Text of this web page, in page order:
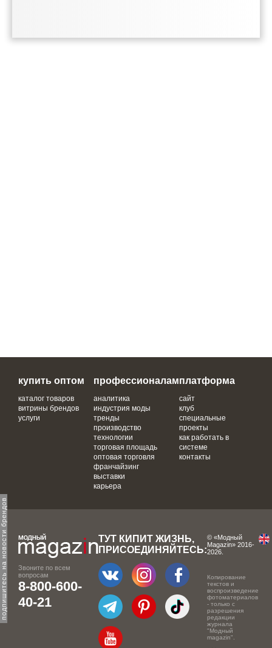
подпишитесь на новости брендов
купить оптом
каталог товаров
витрины брендов
услуги
профессионалам
аналитика
индустрия моды
тренды
производство
технологии
торговая площадь
оптовая торговля
франчайзинг
выставки
карьера
платформа
сайт
клуб
специальные
проекты
как работать в
системе
контакты
Звоните по всем
вопросам
8-800-600-
40-21
ТУТ КИПИТ ЖИЗНЬ,
ПРИСОЕДИНЯЙТЕСЬ:
© «Модный
Magazin» 2016-
2026.
Копирование
текстов и
воспроизведение
фотоматериалов
- только с
разрешения
редакции
журнала
"Модный
magazin".